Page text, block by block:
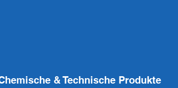
& Technische Produkte